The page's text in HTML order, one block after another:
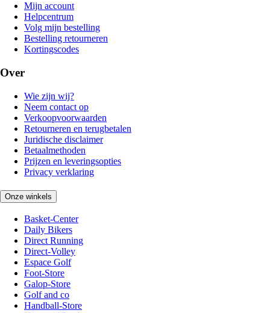
Mijn account
Helpcentrum
Volg mijn bestelling
Bestelling retourneren
Kortingscodes
Over
Wie zijn wij?
Neem contact op
Verkoopvoorwaarden
Retourneren en terugbetalen
Juridische disclaimer
Betaalmethoden
Prijzen en leveringsopties
Privacy verklaring
Onze winkels
Basket-Center
Daily Bikers
Direct Running
Direct-Volley
Espace Golf
Foot-Store
Galop-Store
Golf and co
Handball-Store